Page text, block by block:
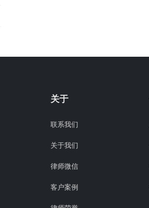
关于
联系我们
关于我们
律师微信
客户案例